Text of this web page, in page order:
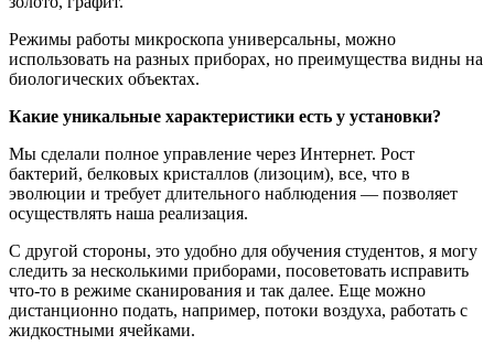
Режимы работы микроскопа универсальны, можно
использовать на разных приборах, но преимущества видны на
биологических объектах.
Какие уникальные характеристики есть у установки?
Мы сделали полное управление через Интернет. Рост
бактерий, белковых кристаллов (лизоцим), все, что в
эволюции и требует длительного наблюдения — позволяет
осуществлять наша реализация.
С другой стороны, это удобно для обучения студентов, я могу
следить за несколькими приборами, посоветовать исправить
что-то в режиме сканирования и так далее. Еще можно
дистанционно подать, например, потоки воздуха, работать с
жидкостными ячейками.